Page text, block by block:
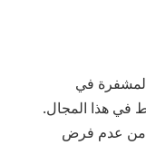
المشفرة في
هذا المجال.
من عدم فرض